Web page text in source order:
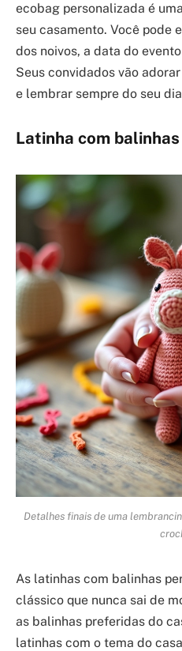
ecobag personalizada é
seu casamento. Você pode
dos noivos, a data do
Seus convidados vão
e lembrar sempre do seu
Latinha com
Detalhes finais de uma
As latinhas com balinhas
clássico que nunca sai de
as balinhas preferidas do
latinhas com o tema do